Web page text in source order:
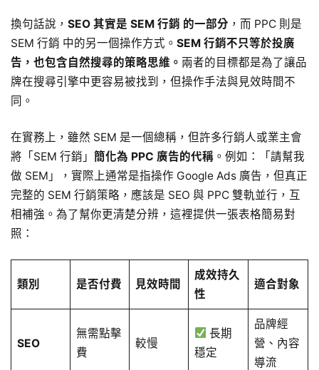
換句話說， SEO 其實是 SEM 行銷 的一部分 ，而 PPC 則是
SEM 行銷 中的另一個操作方式。 SEM 行銷不只等於投廣
告，也包含自然搜尋的策略思維。 兩者的目標都是為了讓品
牌在搜尋引擎中更容易被找到，但操作手法與見效時間不
同。
在實務上，雖然 SEM 是一個總稱，但許多行銷人或業主會
將「SEM 行銷」 簡化為 PPC 廣告的代稱 。例如：「請幫我
做 SEM」，實際上通常是指操作 Google Ads 廣告，但真正
完整的 SEM 行銷策略，應該是 SEO 與 PPC 雙軌並行，互
相補強。為了幫你更清楚分辨，這裡提供一張表格簡易對
照：
類別 是否付費 見效時間
成效持久
性
適合對象
SEO
無需點擊
費
較慢
長期
穩定
品牌經
營、內容
導流